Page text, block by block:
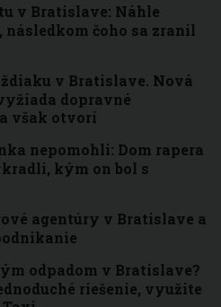
v Bratislave: Náhle
čoho sa zranil
v Bratislave. Nová
dopravné
však otvorí
nepomohli: Dom rapera
kým on bol s
agentúry v Bratislave a
odpadom v Bratislave?
riešenie, využite